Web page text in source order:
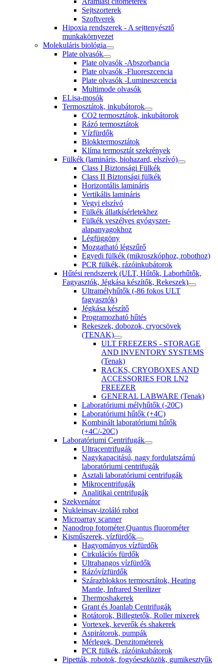
Sejtszorterek
Szoftverek
Hipoxia rendszerek - A sejttenyésztő
munkakörnyezet
Molekuláris biológia
Plate olvasók
Plate olvasók -Abszorbancia
Plate olvasók -Fluoreszcencia
Plate olvasók -Lumineszcencia
Multimode olvasók
ELisa-mosók
Termosztátok, inkubátorok
CO2 termosztátok, inkubátorok
Rázó termosztátok
Vízfürdők
Blokktermosztátok
Klíma termosztát szekrények
Fülkék (lamináris, biohazard, elszívó)
Class I Biztonsági Fülkék
Class II Biztonsági fülkék
Horizontális lamináris
Vertikális lamináris
Vegyi elszívó
Fülkék állatkísérletekhez
Fülkék veszélyes gyógyszer-
alapanyagokhoz
Légfüggöny
Mozgatható légszűrő
Egyedi fülkék (mikroszkóphoz, robothoz)
PCR fülkék, rázóinkubátorok
Hűtési rendszerek (ULT, Hűtők, Laborhűtők,
Fagyasztók, Jégkása készítők, Rekeszek)
Ultramélyhűtők (-86 fokos ULT
fagyasztók)
Jégkása készítő
Programozható hűtés
Rekeszek, dobozok, cryocsövek
(TENAK)
ULT FREEZERS - STORAGE
AND INVENTORY SYSTEMS
(Tenak)
RACKS, CRYOBOXES AND
ACCESSORIES FOR LN2
FREEZER
GENERAL LABWARE (Tenak)
Laboratóriumi mélyhűtők (-20C)
Laboratóriumi hűtők (+4C)
Kombinált laboratóriumi hűtők
(+4C/-20C)
Laboratóriumi Centrifugák
Ultracentrifugák
Nagykapacitású, nagy fordulatszámú
laboratóriumi centrifugák
Asztali laboratóriumi centrifugák
Mikrocentrifugák
Analitikai centrifugák
Szekvenátor
Nukleinsav-izoláló robot
Microarray scanner
Nanodrop fotométer,Quantus fluorométer
Kisműszerek, vízfürdők
Hagyományos vízfürdők
Cirkulációs fürdők
Ultrahangos vízfürdők
Rázóvízfürdők
Szárazblokkos termosztátok, Heating
Mantle, Infrared Sterilizer
Thermoshakerek
Grant és Joanlab Centrifugák
Rotátorok, Billegtetők, Roller mixerek
Vortexek, keverők és shakerek
Aspirátorok, pumpák
Mérlegek, Denzitométerek
PCR fülkék, rázóinkubátorok
Pipetták, robotok, fogyóeszközök, gumikesztyűk